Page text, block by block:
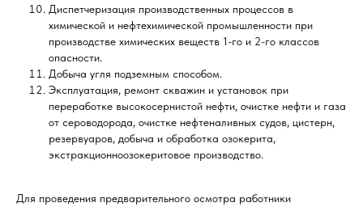
Диспетчеризация производственных процессов в
химической и нефтехимической промышленности при
производстве химических веществ 1-го и 2-го классов
опасности.
Добыча угля подземным способом.
Эксплуатация, ремонт скважин и установок при
переработке высокосернистой нефти, очистке нефти и газа
от сероводорода, очистке нефтеналивных судов, цистерн,
резервуаров, добыча и обработка озокерита,
экстракционноозокеритовое производство.
Для проведения предварительного осмотра работники